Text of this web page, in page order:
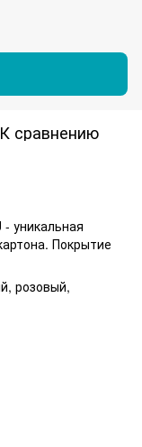
К сравнению
уникальная
Покрытие
розовый,